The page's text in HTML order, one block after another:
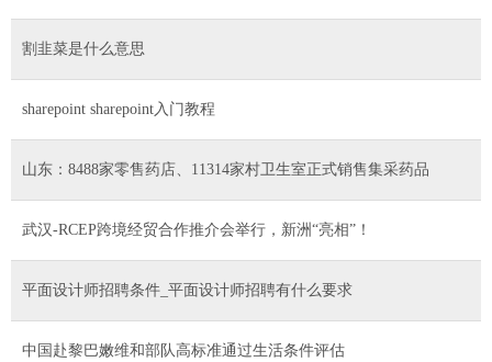
割韭菜是什么意思
sharepoint sharepoint入门教程
山东：8488家零售药店、11314家村卫生室正式销售集采药品
武汉-RCEP跨境经贸合作推介会举行，新洲“亮相”！
平面设计师招聘条件_平面设计师招聘有什么要求
中国赴黎巴嫩维和部队高标准通过生活条件评估